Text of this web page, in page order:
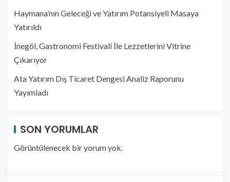
Haymana’nın Geleceği ve Yatırım Potansiyeli Masaya
Yatırıldı
İnegöl, Gastronomi Festivali İle Lezzetlerini Vitrine
Çıkarıyor
Ata Yatırım Dış Ticaret Dengesi Analiz Raporunu
Yayımladı
SON YORUMLAR
Görüntülenecek bir yorum yok.